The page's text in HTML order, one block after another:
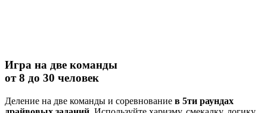
Игра на две команды
от 8 до 30 человек
Деление на две команды и соревнование в 5ти раундах